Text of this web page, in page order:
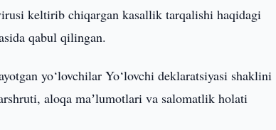
keltirib chiqargan kasallik tarqalishi haqidagi
qabul qilingan.
yo‘lovchilar Yo‘lovchi deklaratsiyasi shaklini
aloqa maʼlumotlari va salomatlik holati